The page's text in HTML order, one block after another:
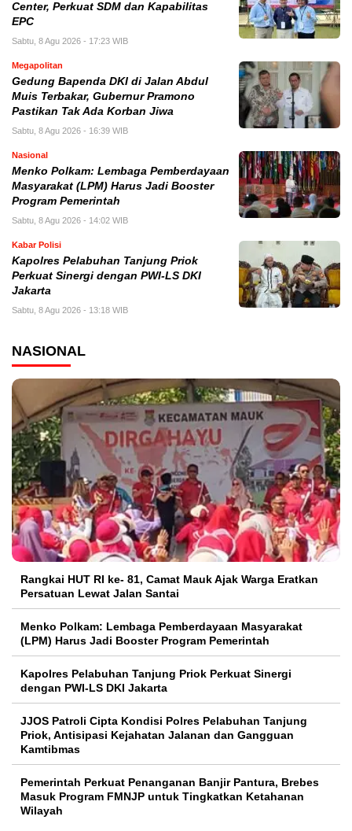
Center, Perkuat SDM dan Kapabilitas
EPC
Sabtu, 8 Agu 2026 - 17:23 WIB
Megapolitan
Gedung Bapenda DKI di Jalan Abdul
Muis Terbakar, Gubernur Pramono
Pastikan Tak Ada Korban Jiwa
Sabtu, 8 Agu 2026 - 16:39 WIB
Nasional
Menko Polkam: Lembaga Pemberdayaan
Masyarakat (LPM) Harus Jadi Booster
Program Pemerintah
Sabtu, 8 Agu 2026 - 14:02 WIB
Kabar Polisi
Kapolres Pelabuhan Tanjung Priok
Perkuat Sinergi dengan PWI-LS DKI
Jakarta
Sabtu, 8 Agu 2026 - 13:18 WIB
NASIONAL
Rangkai HUT RI ke- 81, Camat Mauk Ajak Warga Eratkan
Persatuan Lewat Jalan Santai
Menko Polkam: Lembaga Pemberdayaan Masyarakat
(LPM) Harus Jadi Booster Program Pemerintah
Kapolres Pelabuhan Tanjung Priok Perkuat Sinergi
dengan PWI-LS DKI Jakarta
JJOS Patroli Cipta Kondisi Polres Pelabuhan Tanjung
Priok, Antisipasi Kejahatan Jalanan dan Gangguan
Kamtibmas
Pemerintah Perkuat Penanganan Banjir Pantura, Brebes
Masuk Program FMNJP untuk Tingkatkan Ketahanan
Wilayah